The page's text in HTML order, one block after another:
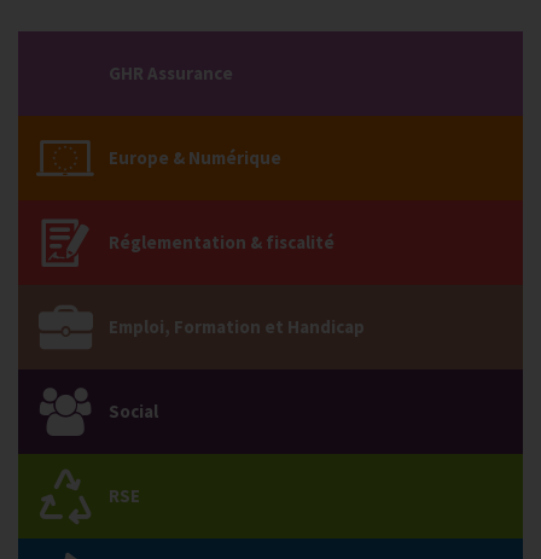
GHR Assurance
Europe & Numérique
Réglementation & fiscalité
Emploi, Formation et Handicap
Social
RSE